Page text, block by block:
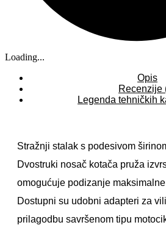
Loading...
Opis
Recenzije
Legenda tehničkih
Stražnji stalak s podesivom
Dvostruki nosač kotača pruža
omogućuje podizanje
Dostupni su udobni adapteri za
prilagodbu savršenom tipu